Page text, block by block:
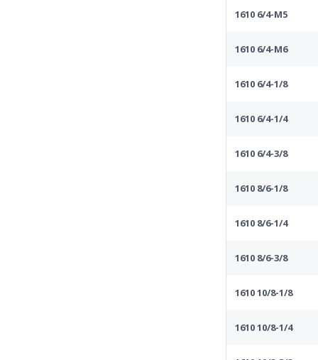
1610 6/4-M5
1610 6/4-M6
1610 6/4-1/8
1610 6/4-1/4
1610 6/4-3/8
1610 8/6-1/8
1610 8/6-1/4
1610 8/6-3/8
1610 10/8-1/8
1610 10/8-1/4